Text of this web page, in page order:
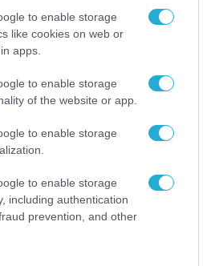
to enable storage
like cookies on web or
apps.
to enable storage
of the website or app.
to enable storage
to enable storage
including authentication
prevention, and other